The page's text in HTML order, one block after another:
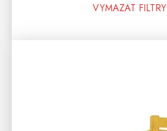
VYMAZAT FILTRY